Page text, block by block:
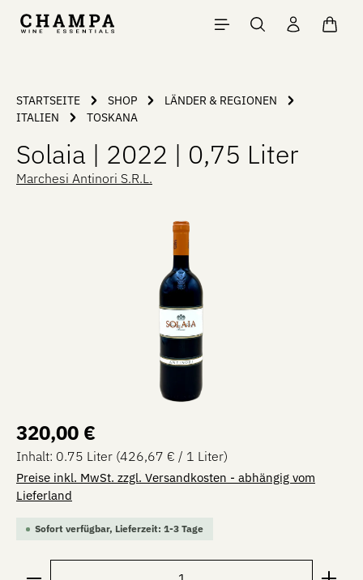
Zum Hauptinhalt springen
STARTSEITE SHOP
LÄNDER & REGIONEN
ITALIEN
TOSKANA
Solaia | 2022 | 0,75 Liter
Marchesi Antinori S.R.L.
Regulärer Preis:
320,00 €
Inhalt: 0.75 Liter (426,67 € / 1 Liter)
Preise inkl. MwSt. zzgl. Versandkosten - abhängig vom
Lieferland
Sofort verfügbar, Lieferzeit: 1-3 Tage
Produkt Anzahl: Gib den gewünschten Wert ein